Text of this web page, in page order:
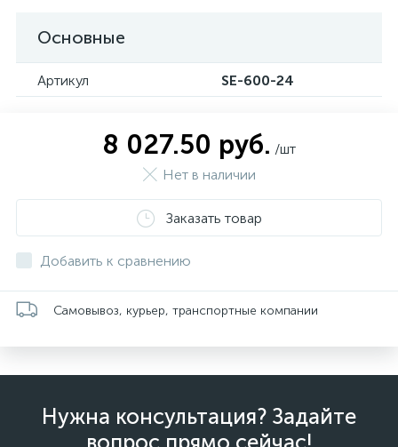
Основные
Артикул SE-600-24
8 027.50 руб. /шт
Нет в наличии
Заказать товар
Добавить к сравнению
Самовывоз, курьер, транспортные компании
Нужна консультация? Задайте